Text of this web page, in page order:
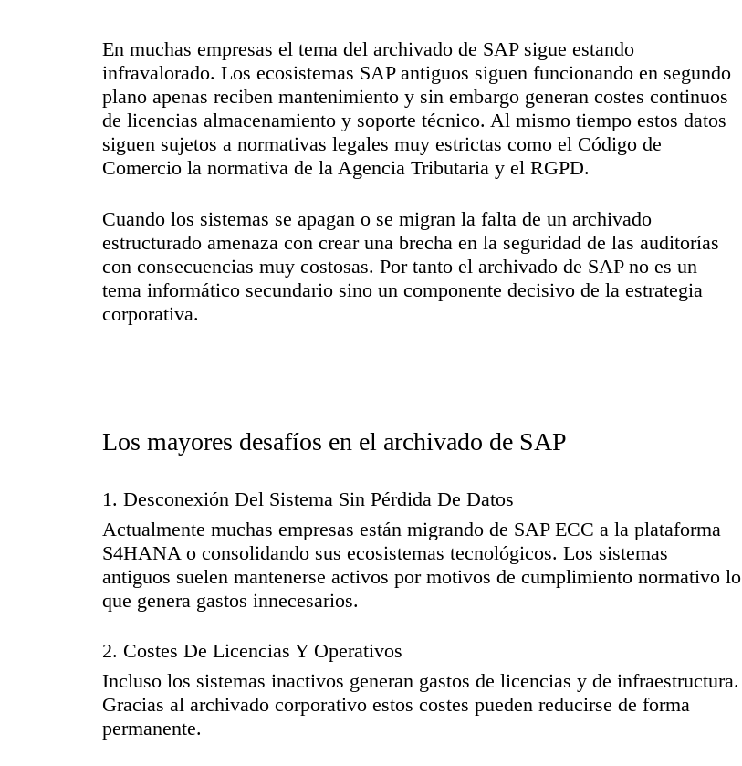
En muchas empresas el tema del archivado de SAP sigue estando
infravalorado. Los ecosistemas SAP antiguos siguen funcionando en segundo
plano apenas reciben mantenimiento y sin embargo generan costes continuos
de licencias almacenamiento y soporte técnico. Al mismo tiempo estos datos
siguen sujetos a normativas legales muy estrictas como el Código de
Comercio la normativa de la Agencia Tributaria y el RGPD.
Cuando los sistemas se apagan o se migran la falta de un archivado
estructurado amenaza con crear una brecha en la seguridad de las auditorías
con consecuencias muy costosas. Por tanto el archivado de SAP no es un
tema informático secundario sino un componente decisivo de la estrategia
corporativa.
Los mayores desafíos en el archivado de SAP
1. Desconexión Del Sistema Sin Pérdida De Datos
Actualmente muchas empresas están migrando de SAP ECC a la plataforma
S4HANA o consolidando sus ecosistemas tecnológicos. Los sistemas
antiguos suelen mantenerse activos por motivos de cumplimiento normativo lo
que genera gastos innecesarios.
2. Costes De Licencias Y Operativos
Incluso los sistemas inactivos generan gastos de licencias y de infraestructura.
Gracias al archivado corporativo estos costes pueden reducirse de forma
permanente.